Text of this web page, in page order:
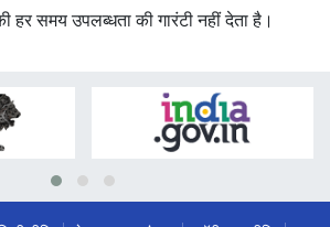
हर समय उपलब्धता की गारंटी नहीं देता है।